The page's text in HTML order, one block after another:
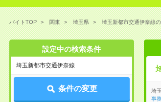
バイトTOP 関東 埼玉県 埼玉新都市交通伊奈線
設定中の検索条件
埼玉新都市交通伊奈線
条件の変更 埼
事